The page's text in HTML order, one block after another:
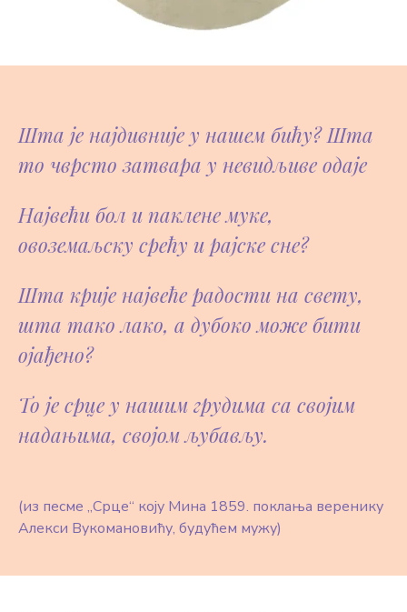
Шта је најдивније у нашем бићу? Шта
то чврсто затвара у невидљиве одаје
Највећи бол и паклене муке,
овоземаљску срећу и рајске сне?
Шта крије највеће радости на свету,
шта тако лако, а дубоко може бити
ојађено?
То је срце у нашим грудима са својим
надањима, својом љубављу.
(из песме „Срце“ коју Мина 1859. поклања веренику
Алекси Вукомановићу, будућем мужу)